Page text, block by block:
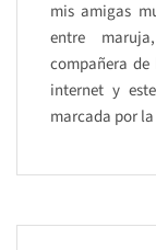
mis amigas
entre
compañera
internet y
marcada por